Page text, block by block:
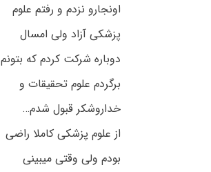
اونجارو نزدم و رفتم علوم
پزشکی آزاد ولی امسال
دوباره شرکت کردم که بتونم
برگردم علوم تحقیقات و
خداروشکر قبول شدم…
از علوم پزشکی کاملا راضی
بودم ولی وقتی میبینی